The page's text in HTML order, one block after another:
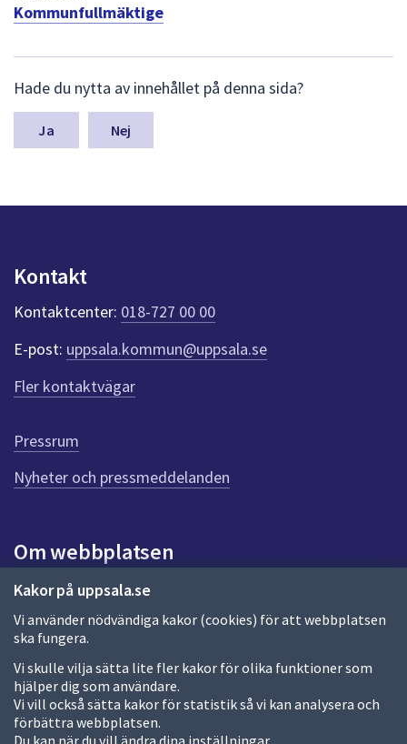
Kakor på uppsala.se
Vi använder nödvändiga kakor (cookies) för att webbplatsen
ska fungera.
Vi skulle vilja sätta lite fler kakor för olika funktioner som
hjälper dig som användare.
Vi vill också sätta kakor för statistik så vi kan analysera och
förbättra webbplatsen.
Du kan när du vill ändra dina inställningar.
Kommunfullmäktige
ä
m
a
n
k
t
e
r
f
ö
r
e
n
n
a
d
a
Hade du nytta av innehållet på denna sida?
Nej
Kontakt
Kontaktcenter: 018-727 00 00
E-post: uppsala.kommun@uppsala.se
Fler kontaktvägar
Pressrum
Nyheter och pressmeddelanden
Om webbplatsen
Om webbplatsen
Allmänna handlingar och diarium
Behandling av personuppgifter
Kakor
Språk (other languages)